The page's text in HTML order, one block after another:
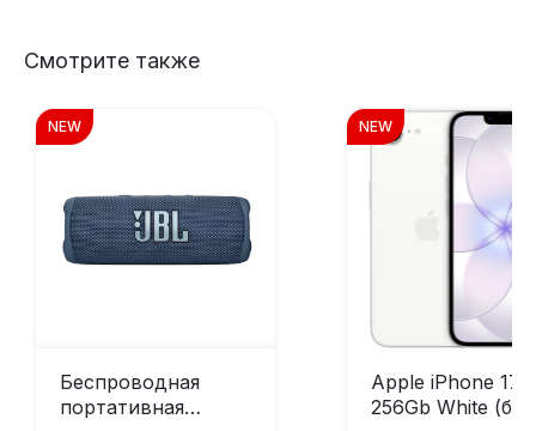
Смотрите также
NEW
Беспроводная
портативная
NEW
Apple iPhone 17e
256Gb White (без